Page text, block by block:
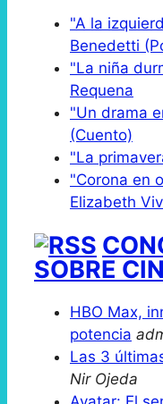
"A la
Benedetti
"La niña
Requena
"Un drama
(Cuento)
"La
"Corona en
Elizabeth
SOBRE
HBO Max,
potencia
Las 3
Nir Ojeda